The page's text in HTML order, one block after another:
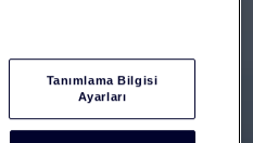
Tanımlama Bilgisi
Ayarları